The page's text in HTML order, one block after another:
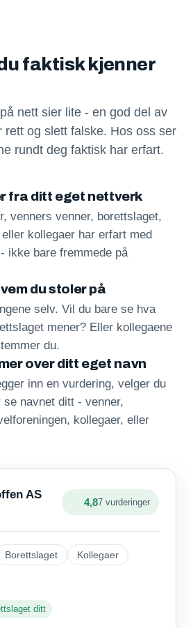
faktisk kjenner
nett sier lite - en god del av
rett og slett falske. Hos oss ser
rundt deg faktisk har erfart.
fra ditt eget nettverk
venners venner, borettslaget,
kollegaer har erfart med
ikke bare fremmede på
du stoler på
selv. Vil du bare se hva
mener? Eller kollegaene
du.
over ditt eget navn
inn en vurdering, velger du
se navnet ditt - venner,
kollegaer, eller
AS
4,87 vurderinger
Borettslaget
Kollegaer
ditt